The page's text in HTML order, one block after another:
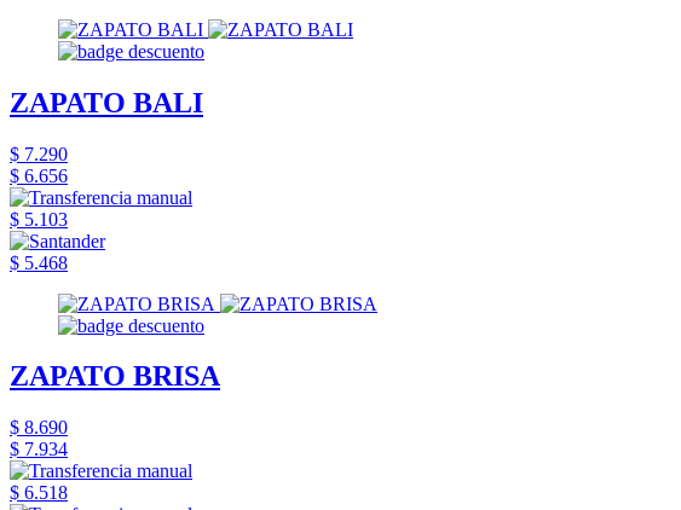
ZAPATO BALI
$ 7.290
$ 6.656
$ 5.103
$ 5.468
ZAPATO BRISA
$ 8.690
$ 7.934
$ 6.518